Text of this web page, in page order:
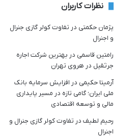
نظرات کاربران
پژمان حکمتی در تفاوت کولر گازی جنرال
و اجنرال
رامتین قاسمی در بهترین شرکت اجاره
جرثقیل در هروی تهران
آرمیتا حکیمی در افزایش سرمایه بانک
ملی ایران؛ گامی تازه در مسیر پایداری
مالی و توسعه اقتصادی
رحیم لطیفدر تفاوت کولر گازی جنرال و
اجنرال